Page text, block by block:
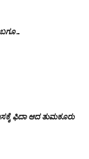
ಫಿದಾ ಆದ ತುಮಕೂರು